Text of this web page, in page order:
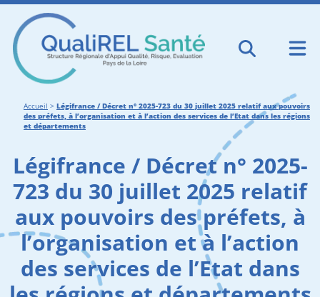
Accueil > Légifrance / Décret n° 2025-723 du 30 juillet 2025 relatif aux pouvoirs
des préfets, à l’organisation et à l’action des services de l’Etat dans les régions
et départements
Légifrance / Décret n° 2025-
723 du 30 juillet 2025 relatif
aux pouvoirs des préfets, à
l’organisation et à l’action
des services de l’Etat dans